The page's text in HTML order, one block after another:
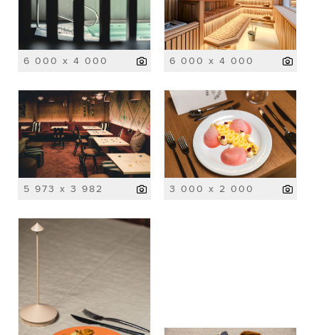
6 000 x 4 000 6 000 x 4 000
5 973 x 3 982 3 000 x 2 000